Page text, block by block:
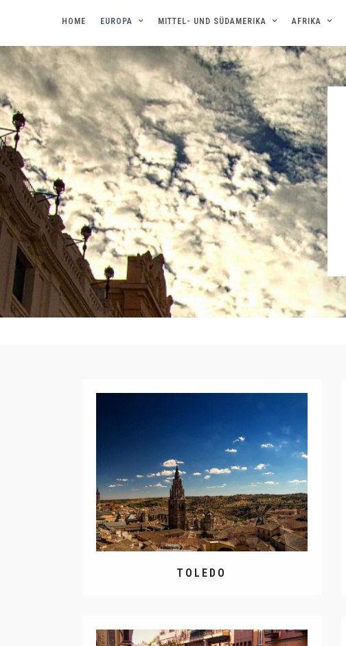
HOME EUROPA MITTEL- UND SÜDAMERIKA AFRIKA
TOLEDO